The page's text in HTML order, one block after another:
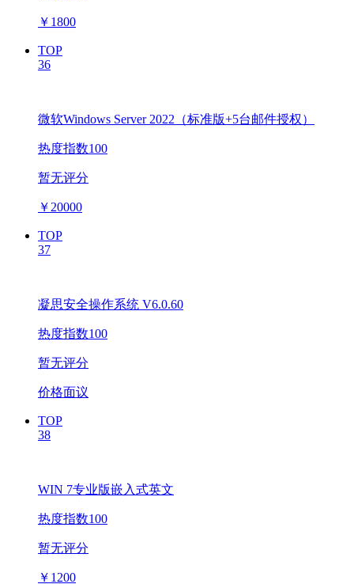
￥ 1800
TOP
36
微软Windows Server 2022（标准版+5台邮件授权）
热度指数100
暂无评分
￥ 20000
TOP
37
凝思安全操作系统 V6.0.60
热度指数100
暂无评分
价格面议
TOP
38
WIN 7专业版嵌入式英文
热度指数100
暂无评分
￥ 1200